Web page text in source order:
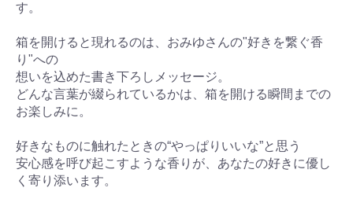
す。
箱を開けると現れるのは、おみゆさんの"好きを繋ぐ香
り"への
想いを込めた書き下ろしメッセージ。
どんな言葉が綴られているかは、箱を開ける瞬間までの
お楽しみに。
好きなものに触れたときの“やっぱりいいな”と思う
安心感を呼び起こすような香りが、あなたの好きに優し
く寄り添います。